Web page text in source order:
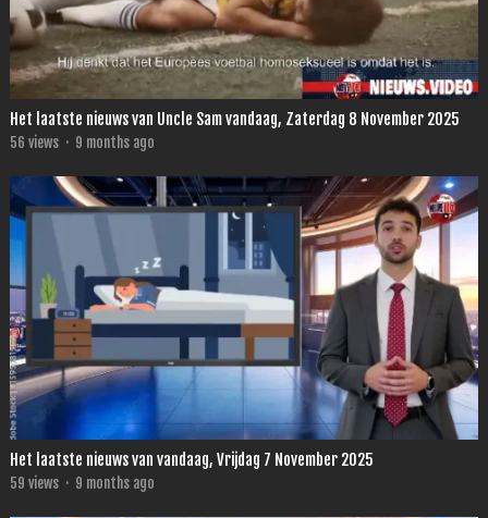
Het laatste nieuws van Uncle Sam vandaag, Zaterdag 8 November 2025
56 views · 9 months ago
Het laatste nieuws van vandaag, Vrijdag 7 November 2025
59 views · 9 months ago